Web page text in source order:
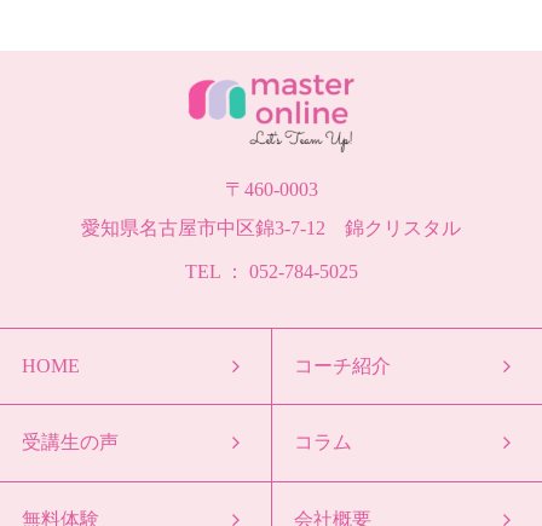
〒460-0003
愛知県名古屋市中区錦3-7-12 錦クリスタル
TEL ： 052-784-5025
HOME コーチ紹介
受講生の声 コラム
無料体験 会社概要